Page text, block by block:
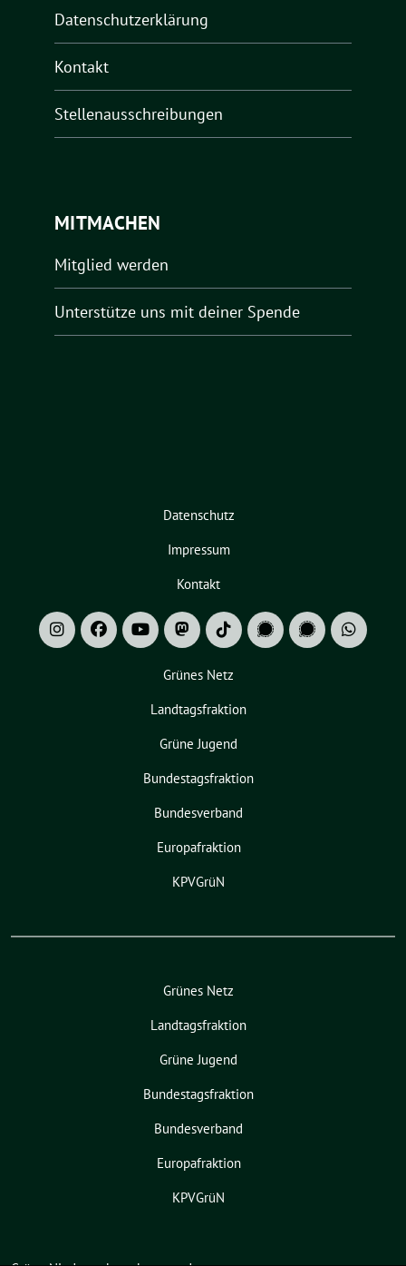
Datenschutzerklärung
Kontakt
Stellenausschreibungen
MITMACHEN
Mitglied werden
Unterstütze uns mit deiner Spende
Datenschutz
Impressum
Kontakt
Grünes Netz
Landtagsfraktion
Grüne Jugend
Bundestagsfraktion
Bundesverband
Europafraktion
KPVGrüN
Grünes Netz
Landtagsfraktion
Grüne Jugend
Bundestagsfraktion
Bundesverband
Europafraktion
KPVGrüN